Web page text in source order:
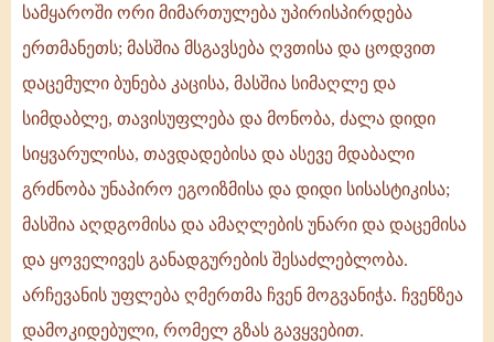
სამყაროში ორი მიმართულება უპირისპირდება
ერთმანეთს; მასშია მსგავსება ღვთისა და ცოდვით
დაცემული ბუნება კაცისა, მასშია სიმაღლე და
სიმდაბლე, თავისუფლება და მონობა, ძალა დიდი
სიყვარულისა, თავდადებისა და ასევე მდაბალი
გრძნობა უნაპირო ეგოიზმისა და დიდი სისასტიკისა;
მასშია აღდგომისა და ამაღლების უნარი და დაცემისა
და ყოველივეს განადგურების შესაძლებლობა.
არჩევანის უფლება ღმერთმა ჩვენ მოგვანიჭა. ჩვენზეა
დამოკიდებული, რომელ გზას გავყვებით.